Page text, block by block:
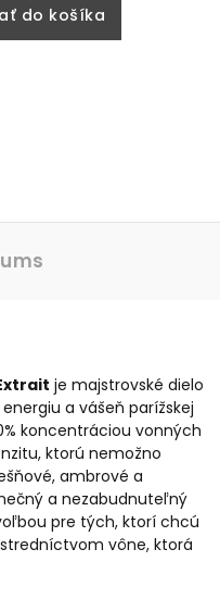
do košíka
je majstrovské dielo
a vášeň parížskej
koncentráciou vonných
ktorú nemožno
ambrové a
a nezabudnuteľný
pre tých, ktorí chcú
vône, ktorá